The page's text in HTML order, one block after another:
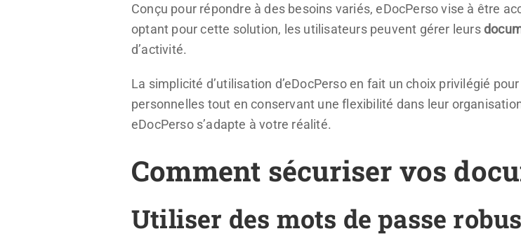
Conçu pour répondre à des besoins variés, eDocPerso vise à être
optant pour cette solution, les utilisateurs peuvent gérer leurs
d’activité.
La simplicité d’utilisation d’eDocPerso en fait un choix privilégié
personnelles tout en conservant une flexibilité dans leur
eDocPerso s’adapte à votre réalité.
Comment sécuriser vos
Utiliser des mots de passe